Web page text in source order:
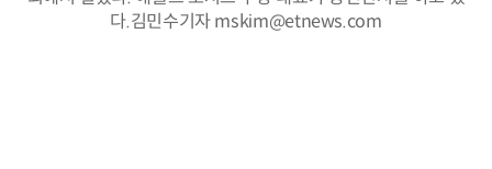
다.김민수기자 mskim@etnews.com